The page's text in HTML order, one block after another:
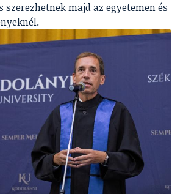
majd az egyetemen és